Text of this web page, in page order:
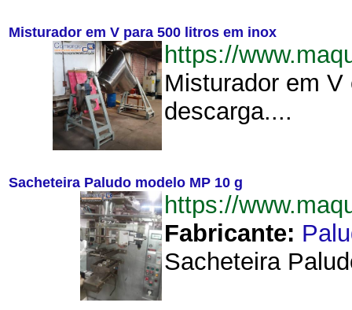
Misturador em V para 500 litros em inox
https://
Misturador em
descarga....
Sacheteira Paludo modelo MP 10 g
https://
Fabricante:
Sacheteira